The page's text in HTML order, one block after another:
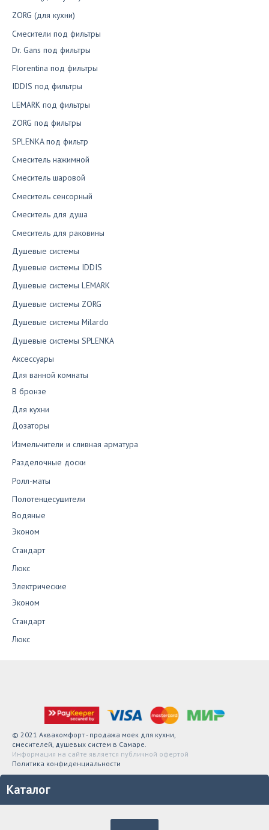
ZORG (для кухни)
Смесители под фильтры
Dr. Gans под фильтры
Florentina под фильтры
IDDIS под фильтры
LEMARK под фильтры
ZORG под фильтры
SPLENKA под фильтр
Смеситель нажимной
Смеситель шаровой
Смеситель сенсорный
Смеситель для душа
Смеситель для раковины
Душевые системы
Душевые системы IDDIS
Душевые системы LEMARK
Душевые системы ZORG
Душевые системы Milardo
Душевые системы SPLENKA
Аксессуары
Для ванной комнаты
В бронзе
Для кухни
Дозаторы
Измельчители и сливная арматура
Разделочные доски
Ролл-маты
Полотенцесушители
Водяные
Эконом
Стандарт
Люкс
Электрические
Эконом
Стандарт
Люкс
© 2021 Аквакомфорт - продажа моек для кухни,
смесителей, душевых систем в Самаре.
Информация на сайте является публичной офертой
Политика конфиденциальности
Каталог